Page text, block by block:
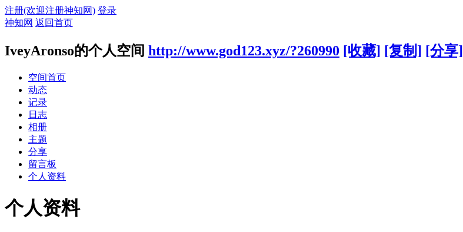
注册(欢迎注册神知网) 登录
神知网 返回首页
IveyAronso的个人空间 http://www.god123.xyz/?260990 [收藏] [复制] [分享]
空间首页
动态
记录
日志
相册
主题
分享
留言板
个人资料
个人资料